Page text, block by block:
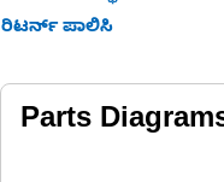
ರಿಟರ್ನ್ ಪಾಲಿಸಿ
Parts